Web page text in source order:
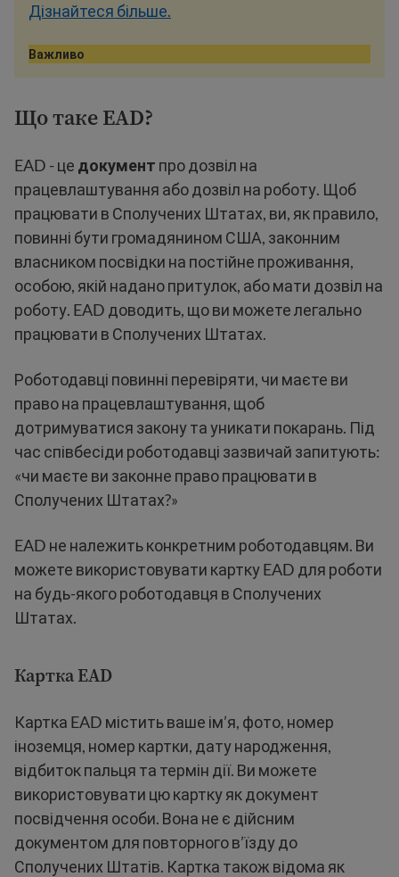
Дізнайтеся більше.
Важливо
Що таке EAD?
EAD - це документ про дозвіл на
працевлаштування або дозвіл на роботу. Щоб
працювати в Сполучених Штатах, ви, як правило,
повинні бути громадянином США, законним
власником посвідки на постійне проживання,
особою, якій надано притулок, або мати дозвіл на
роботу. EAD доводить, що ви можете легально
працювати в Сполучених Штатах.
Роботодавці повинні перевіряти, чи маєте ви
право на працевлаштування, щоб
дотримуватися закону та уникати покарань. Під
час співбесіди роботодавці зазвичай запитують:
«чи маєте ви законне право працювати в
Сполучених Штатах?»
EAD не належить конкретним роботодавцям. Ви
можете використовувати картку EAD для роботи
на будь-якого роботодавця в Сполучених
Штатах.
Картка EAD
Картка EAD містить ваше ім’я, фото, номер
іноземця, номер картки, дату народження,
відбиток пальця та термін дії. Ви можете
використовувати цю картку як документ
посвідчення особи. Вона не є дійсним
документом для повторного в’їзду до
Сполучених Штатів. Картка також відома як